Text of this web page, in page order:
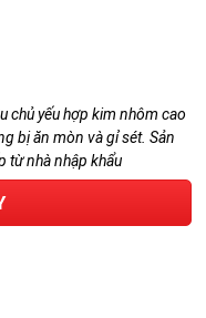
chủ yếu hợp kim nhôm cao
bị ăn mòn và gỉ sét. Sản
từ nhà nhập khẩu